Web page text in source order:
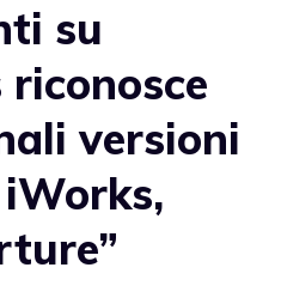
su
riconosce
versioni